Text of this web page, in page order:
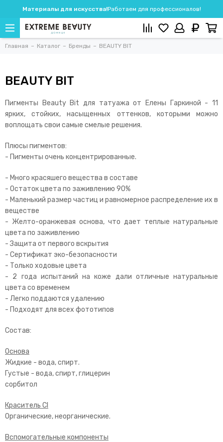
Материалы для искусства!Работаем для профессионалов!
Главная Каталог Бренды BEAUTY BIT
BEAUTY BIT
Пигменты Beauty Bit для татуажа от Елены Гаркиной - 11
ярких, стойких, насыщенных оттенков, которыми можно
воплощать свои самые смелые решения.
Плюсы пигментов:
- Пигменты очень концентрированные.
- Много красяшего вещества в составе
- Остаток цвета по заживлению 90%
- Маленький размер частиц и равномерное распределение их в
веществе
- Желто-оранжевая основа, что дает теплые натуральные
цвета по заживлению
- Защита от первого вскрытия
- Сертификат эко-безопасности
- Только ходовые цвета
- 2 года испытаний на коже дали отличные натуральные
цвета со временем
- Легко поддаются удалению
- Подходят для всех фототипов
Состав:
Основа
Жидкие - вода, спирт.
Густые - вода, спирт, глицерин
сорбитол
Краситель CI
Органические, неорганические.
Вспомогательные компоненты